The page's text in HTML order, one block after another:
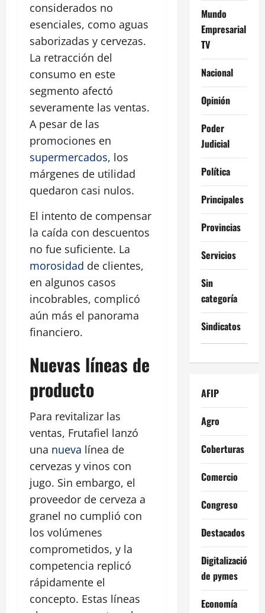
considerados no
esenciales, como aguas
saborizadas y cervezas.
La retracción del
consumo en este
segmento afectó
severamente las ventas.
A pesar de las
promociones en
supermercados, los
márgenes de utilidad
quedaron casi nulos.
El intento de compensar
la caída con descuentos
no fue suficiente. La
morosidad de clientes,
en algunos casos
incobrables, complicó
aún más el panorama
financiero.
Nuevas líneas de
producto
Para revitalizar las
ventas, Frutafiel lanzó
una nueva línea de
cervezas y vinos con
jugo. Sin embargo, el
proveedor de cerveza a
granel no cumplió con
los volúmenes
comprometidos, y la
competencia replicó
rápidamente el
concepto. Estas líneas
Mundo
Empresarial
TV
Nacional
Opinión
Poder
Judicial
Política
Principales
Provincias
Servicios
Sin
categoría
Sindicatos
AFIP
Agro
Coberturas
Comercio
Congreso
Destacados
Digitalización
de pymes
Economía